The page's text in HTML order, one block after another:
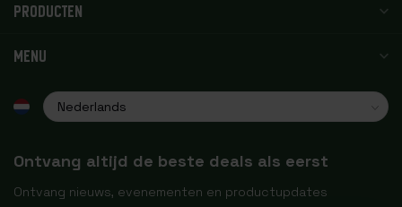
PRODUCTEN
MENU
Ontvang altijd de beste deals als eerst
Ontvang nieuws, evenementen en productupdates